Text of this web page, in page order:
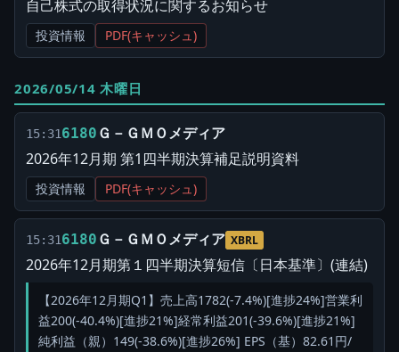
自己株式の取得状況に関するお知らせ
投資情報 PDF(キャッシュ)
2026/05/14 木曜日
15:316180 Ｇ－ＧＭＯメディア
2026年12月期 第1四半期決算補足説明資料
投資情報 PDF(キャッシュ)
15:316180 Ｇ－ＧＭＯメディア XBRL
2026年12月期第１四半期決算短信〔日本基準〕(連結)
【2026年12月期Q1】売上高1782(-7.4%)[進捗24%]営業利
益200(-40.4%)[進捗21%]経常利益201(-39.6%)[進捗21%]
純利益（親）149(-38.6%)[進捗26%] EPS（基）82.61円/